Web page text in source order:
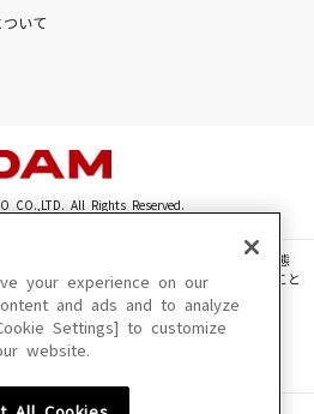
いて
CO.,LTD. All Rights Reserved.
章・画像・写真・動画・音声等を、手段や形態
えて無断で複製、転載、ファイル化などすること
利用いただけない場合があります。
容が変更になる場合があります。
your experience on our
and ads and to analyze
Settings] to customize
website.